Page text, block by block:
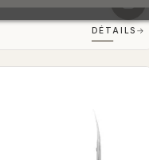
DÉTAILS →